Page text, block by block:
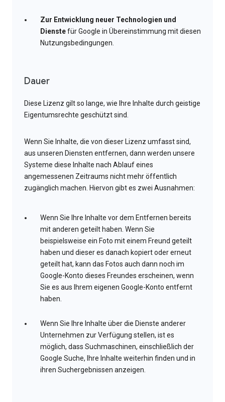
Zur Entwicklung neuer Technologien und
Dienstefür Google in Übereinstimmung mit diesen
Nutzungsbedingungen.
Dauer
Diese Lizenz gilt so lange, wie Ihre Inhalte durch geistige
Eigentumsrechte geschützt sind.
Wenn Sie Inhalte, die von dieser Lizenz umfasst sind,
aus unseren Diensten entfernen, dann werden unsere
Systeme diese Inhalte nach Ablauf eines
angemessenen Zeitraums nicht mehr öffentlich
zugänglich machen. Hiervon gibt es zwei Ausnahmen:
Wenn Sie Ihre Inhalte vor dem Entfernen bereits
mit anderen geteilt haben. Wenn Sie
beispielsweise ein Foto mit einem Freund geteilt
haben und dieser es danach kopiert oder erneut
geteilt hat, kann das Fotos auch dann noch im
Google-Konto dieses Freundes erscheinen, wenn
Sie es aus Ihrem eigenen Google-Konto entfernt
haben.
Wenn Sie Ihre Inhalte über die Dienste anderer
Unternehmen zur Verfügung stellen, ist es
möglich, dass Suchmaschinen, einschließlich der
Google Suche, Ihre Inhalte weiterhin finden und in
ihren Suchergebnissen anzeigen.